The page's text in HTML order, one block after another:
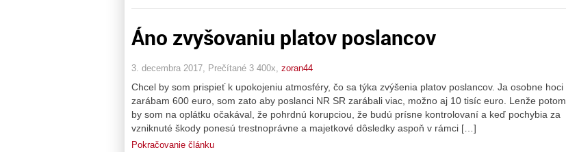
Áno zvyšovaniu platov poslancov
3. decembra 2017, Prečítané 3 400x, zoran44
Chcel by som prispieť k upokojeniu atmosféry, čo sa týka zvýšenia platov poslancov. Ja osobne hoci
zarábam 600 euro, som zato aby poslanci NR SR zarábali viac, možno aj 10 tisíc euro. Lenže potom
by som na oplátku očakával, že pohrdnú korupciou, že budú prísne kontrolovaní a keď pochybia za
vzniknuté škody ponesú trestnoprávne a majetkové dôsledky aspoň v rámci […]
Pokračovanie článku